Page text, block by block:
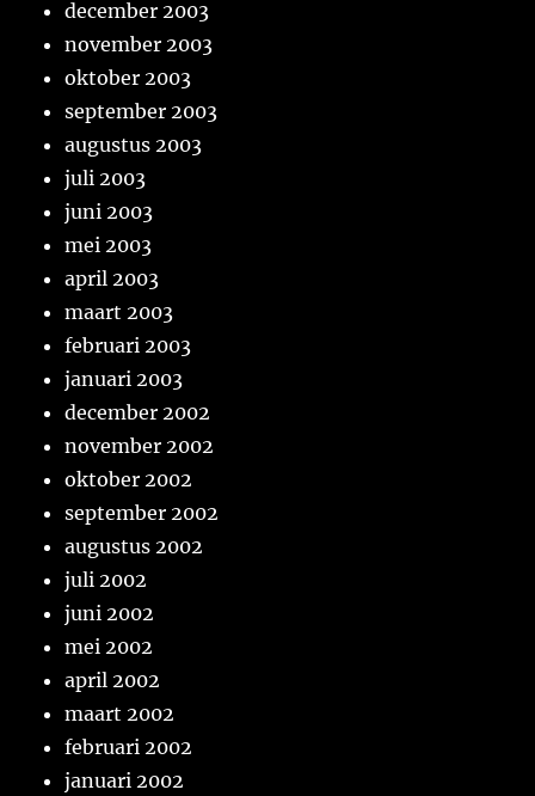
december 2003
november 2003
oktober 2003
september 2003
augustus 2003
juli 2003
juni 2003
mei 2003
april 2003
maart 2003
februari 2003
januari 2003
december 2002
november 2002
oktober 2002
september 2002
augustus 2002
juli 2002
juni 2002
mei 2002
april 2002
maart 2002
februari 2002
januari 2002